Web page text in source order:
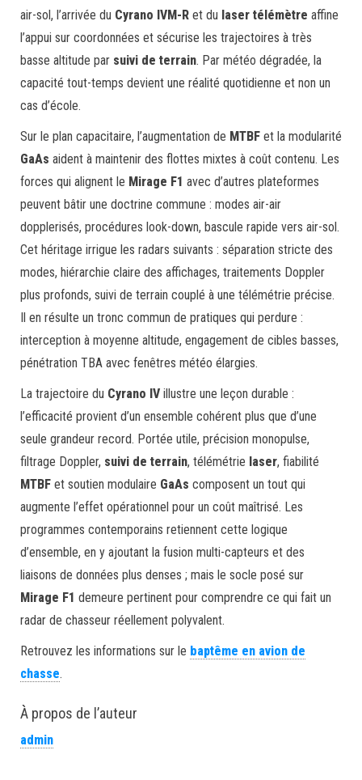
air-sol, l’arrivée du Cyrano IVM-R et du laser télémètre affine
l’appui sur coordonnées et sécurise les trajectoires à très
basse altitude par suivi de terrain. Par météo dégradée, la
capacité tout-temps devient une réalité quotidienne et non un
cas d’école.
Sur le plan capacitaire, l’augmentation de MTBF et la modularité
GaAs aident à maintenir des flottes mixtes à coût contenu. Les
forces qui alignent le Mirage F1 avec d’autres plateformes
peuvent bâtir une doctrine commune : modes air-air
dopplerisés, procédures look-down, bascule rapide vers air-sol.
Cet héritage irrigue les radars suivants : séparation stricte des
modes, hiérarchie claire des affichages, traitements Doppler
plus profonds, suivi de terrain couplé à une télémétrie précise.
Il en résulte un tronc commun de pratiques qui perdure :
interception à moyenne altitude, engagement de cibles basses,
pénétration TBA avec fenêtres météo élargies.
La trajectoire du Cyrano IV illustre une leçon durable :
l’efficacité provient d’un ensemble cohérent plus que d’une
seule grandeur record. Portée utile, précision monopulse,
filtrage Doppler, suivi de terrain, télémétrie laser, fiabilité
MTBF et soutien modulaire GaAs composent un tout qui
augmente l’effet opérationnel pour un coût maîtrisé. Les
programmes contemporains retiennent cette logique
d’ensemble, en y ajoutant la fusion multi-capteurs et des
liaisons de données plus denses ; mais le socle posé sur
Mirage F1 demeure pertinent pour comprendre ce qui fait un
radar de chasseur réellement polyvalent.
Retrouvez les informations sur le baptême en avion de
chasse.
À propos de l’auteur
admin